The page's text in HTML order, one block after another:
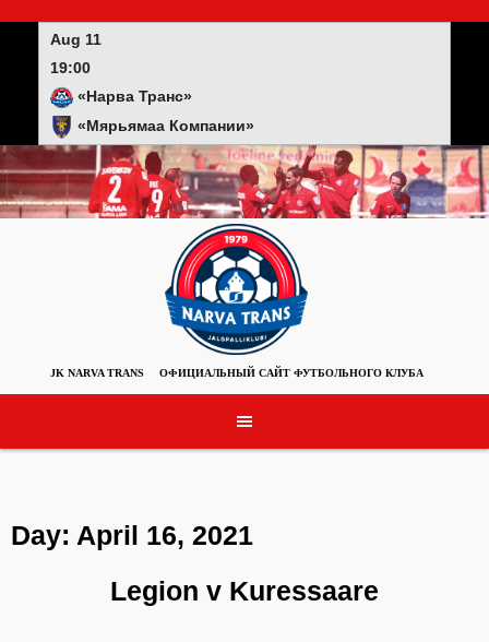
Aug 11
19:00
«Нарва Транс»
«Мярьямаа Компании»
JK NARVA TRANS ОФИЦИАЛЬНЫЙ САЙТ ФУТБОЛЬНОГО КЛУБА
Day: April 16, 2021
Legion v Kuressaare